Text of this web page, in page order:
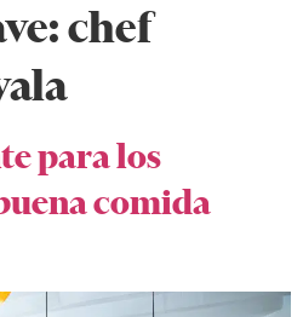
chef
para los
comida